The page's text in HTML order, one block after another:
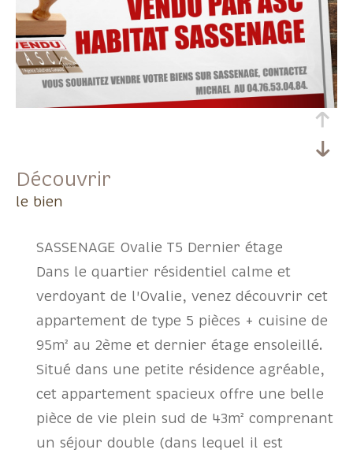
découvrir
le bien
SASSENAGE Ovalie T5 Dernier étage
Dans le quartier résidentiel calme et
verdoyant de l'Ovalie, venez découvrir cet
appartement de type 5 pièces + cuisine de
95m² au 2ème et dernier étage ensoleillé.
Situé dans une petite résidence agréable,
cet appartement spacieux offre une belle
pièce de vie plein sud de 43m² comprenant
un séjour double (dans lequel il est